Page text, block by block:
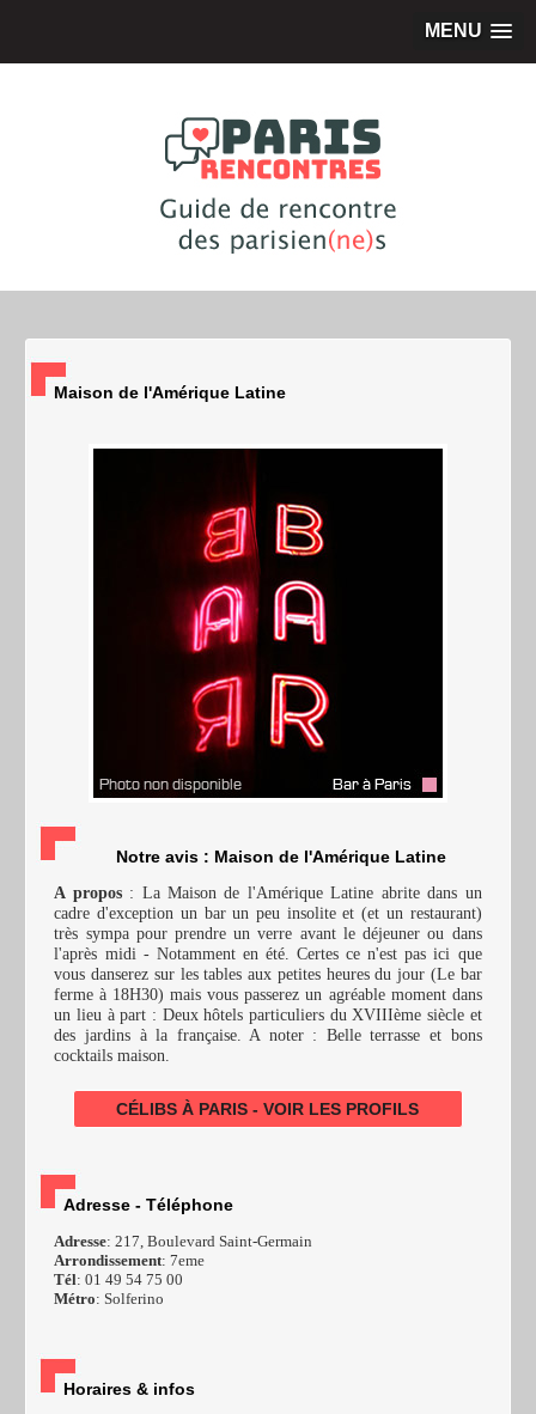
MENU
Maison de l'Amérique Latine
Notre avis : Maison de l'Amérique Latine
A propos: La Maison de l'Amérique Latine abrite dans un
cadre d'exception un bar un peu insolite et (et un restaurant)
très sympa pour prendre un verre avant le déjeuner ou dans
l'après midi - Notamment en été. Certes ce n'est pas ici que
vous danserez sur les tables aux petites heures du jour (Le bar
ferme à 18H30) mais vous passerez un agréable moment dans
un lieu à part : Deux hôtels particuliers du XVIIIème siècle et
des jardins à la française. A noter : Belle terrasse et bons
cocktails maison.
CÉLIBS À PARIS - VOIR LES PROFILS
Adresse - Téléphone
Adresse: 217, Boulevard Saint-Germain
Arrondissement: 7eme
Tél: 01 49 54 75 00
Métro: Solferino
Horaires & infos